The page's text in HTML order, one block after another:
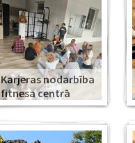
Karjeras nodarbība
fitnesa centrā